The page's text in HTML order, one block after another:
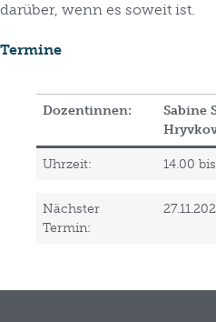
darüber, wenn es soweit ist.
Termine
Dozentinnen:
Sabine
Uhrzeit: 14.00
Nächster
Termin: